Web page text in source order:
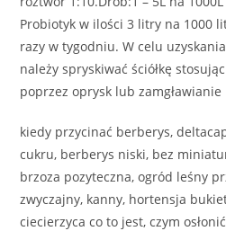
Probiotyk w ilości 3 litry na 1000
razy w tygodniu. W celu
należy spryskiwać ściółkę
poprzez oprysk lub
kiedy przycinać berberys,
cukru, berberys niski, bez
brzoza pozyteczna, ogród leśny
zwyczajny, kanny, hortensja
ciecierzyca co to jest, czym